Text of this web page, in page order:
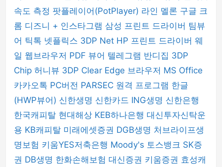
속도 측정 팟플레이어(PotPlayer) 라인 멜론 구글 크
롬 디즈니 + 인스타그램 삼성 프린트 드라이버 팀뷰
어 틱톡 넷플릭스 3DP Net HP 프린트 드라이버 웨
일 웹브라우저 PDF 뷰어 텔레그램 반디집 3DP
Chip 허니뷰 3DP Clear Edge 브라우저 MS Office
카카오톡 PC버전 PARSEC 원격 프로그램 한글
(HWP뷰어) 신한생명 신한카드 ING생명 신한은행
한국캐피탈 현대해상 KEB하나은행 대신투자신탁운
용 KB캐피탈 미래에셋증권 DGB생명 처브라이프생
명보험 키움YES저축은행 Moody's 토스뱅크 SK증
권 DB생명 한화손해보험 대신증권 키움증권 효성캐